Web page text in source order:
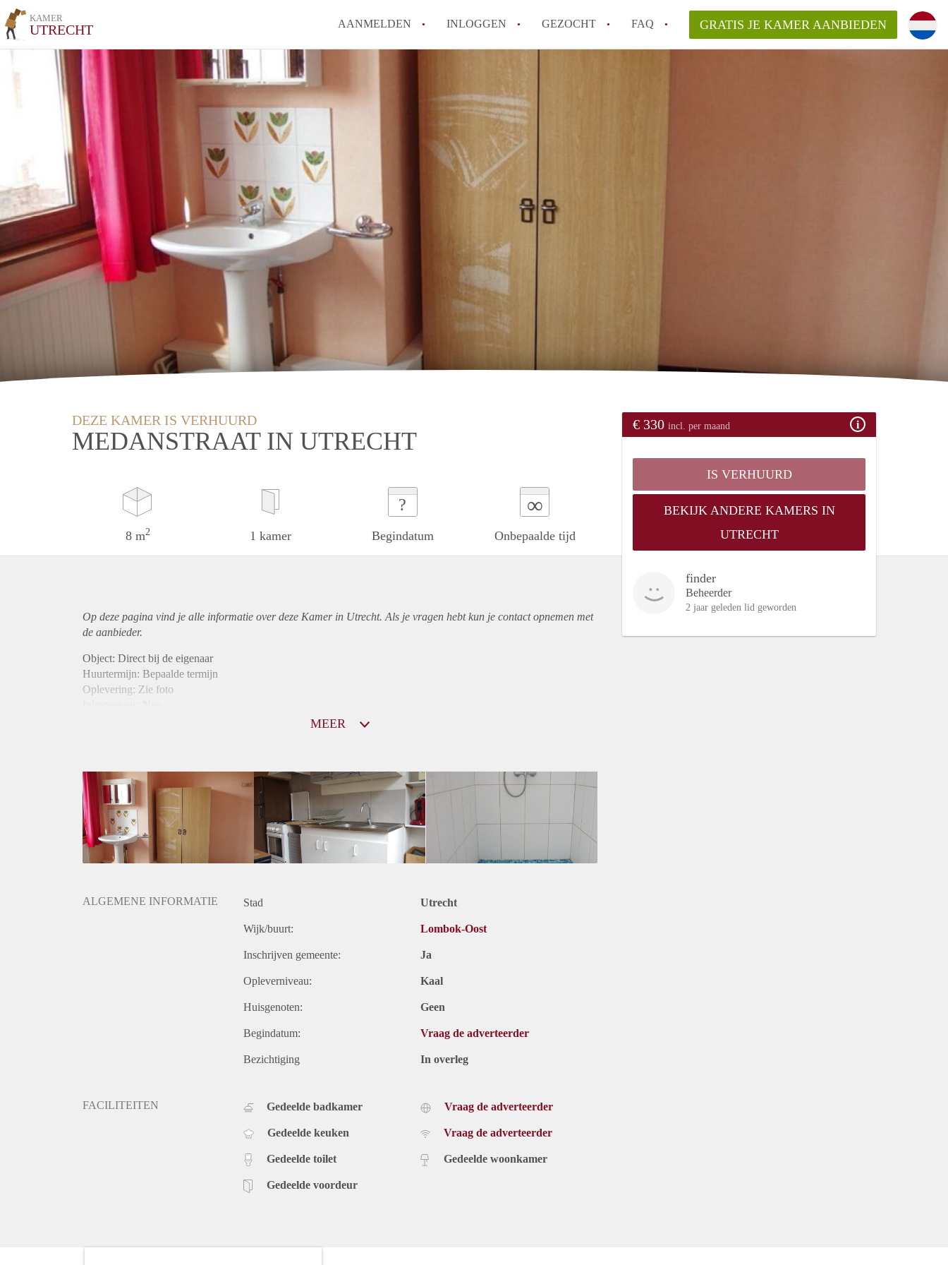
KAMER
UTRECHT AANMELDEN INLOGGEN GEZOCHT FAQ
Hoe moeilijk is het om een kamer te vinden in Utrecht?
Tips: om in Utrecht een kamer te vinden!
Hoe werkt Kamers Utrecht
How to translate KamersUtrecht!
GRATIS JE KAMER AANBIEDEN
DEZE KAMER IS VERHUURD
MEDANSTRAAT IN UTRECHT
8 m2 1 kamer
?
Begindatum
∞
Onbepaalde tijd
€ 330 incl. per maand
IS VERHUURD
BEKIJK ANDERE KAMERS IN
UTRECHT
finder
Beheerder
2 jaar geleden lid geworden
Op deze pagina vind je alle informatie over deze Kamer in Utrecht. Als je vragen hebt kun je contact opnemen met
de aanbieder.
Object: Direct bij de eigenaar
Huurtermijn: Bepaalde termijn
Oplevering: Zie foto
Gedeelde Douche: Ja
Gedeelde woonkamer: Ja
Huisgenoten: Ja
Geslacht huisgenoten: Gemengd
MEER
ALGEMENE INFORMATIE Stad Utrecht
Wijk/buurt: Lombok-Oost
Inschrijven gemeente: Ja
Opleverniveau: Kaal
Huisgenoten: Geen
Begindatum: Vraag de adverteerder
Bezichtiging In overleg
FACILITEITEN Gedeelde badkamer
Gedeelde keuken
Gedeelde toilet
Gedeelde voordeur
Vraag de adverteerder
Vraag de adverteerder
Gedeelde woonkamer